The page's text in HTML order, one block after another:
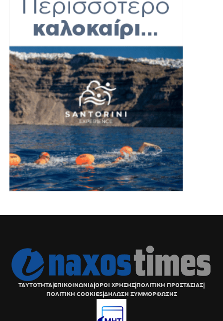
ΤΑΥΤΟΤΗΤΑ|ΕΠΙΚΟΙΝΩΝΙΑ|ΟΡΟΙ ΧΡΗΣΗΣ|ΠΟΛΙΤΙΚΗ ΠΡΟΣΤΑΣΙΑΣ|
ΠΟΛΙΤΙΚΗ COOKIES|ΔΗΛΩΣΗ ΣΥΜΜΟΡΦΩΣΗΣ